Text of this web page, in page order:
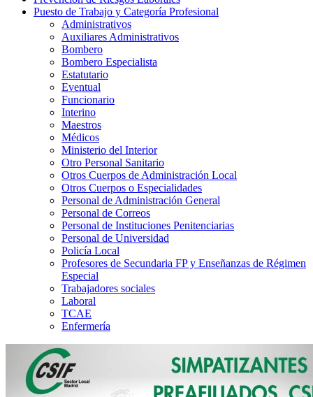
Puesto de Trabajo y Categoría Profesional
Administrativos
Auxiliares Administrativos
Bombero
Bombero Especialista
Estatutario
Eventual
Funcionario
Interino
Maestros
Médicos
Ministerio del Interior
Otro Personal Sanitario
Otros Cuerpos de Administración Local
Otros Cuerpos o Especialidades
Personal de Administración General
Personal de Correos
Personal de Instituciones Penitenciarias
Personal de Universidad
Policía Local
Profesores de Secundaria FP y Enseñanzas de Régimen
Especial
Trabajadores sociales
Laboral
TCAE
Enfermería